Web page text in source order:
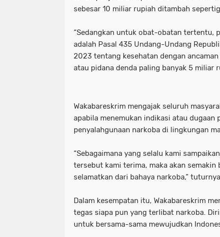
Waka DPR: Kado Istimewa di Hari
_Lokasi ditemukan pemuda tewas
_Prabowo menunjuk Komjen Pol
- Maruarar mengatakan rumah
- Muhammad Iqbal Khatami founder
'Tuntut Pangkas Pemotongan Biaya
"Jalur Lintas Selatan (JLS) Kelok
"Presiden RI Prabowo Subianto.
tuding pt. dabn bohong terkait
waka dpr: kado istimewa di hari
_lokasi ditemukan pemuda tewas
_tangkapan layar video banjir rob
pendapatan ini. (foto: antara foto/
- muhammad iqbal khatami
'tuntut pangkas pemotongan biaya
"jalur lintas selatan (jls) kelok
sebesar 10 miliar rupiah ditambah
“Sedangkan untuk obat-obatan tertentu,
adalah Pasal 435 Undang-Undang
2023 tentang kesehatan dengan
atau pidana denda paling banyak 5 miliar
Wakabareskrim mengajak seluruh
apabila menemukan indikasi atau dugaan
penyalahgunaan narkoba di lingkungan
“Sebagaimana yang selalu kami
tersebut kami terima, maka akan semakin
selamatkan dari bahaya narkoba,”
Dalam kesempatan itu, Wakabareskrim
tegas siapa pun yang terlibat narkoba.
untuk bersama-sama mewujudkan